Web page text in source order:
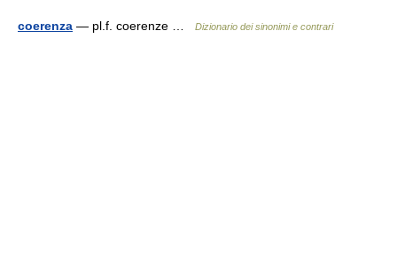
coerenza — pl.f. coerenze … Dizionario dei sinonimi e contrari